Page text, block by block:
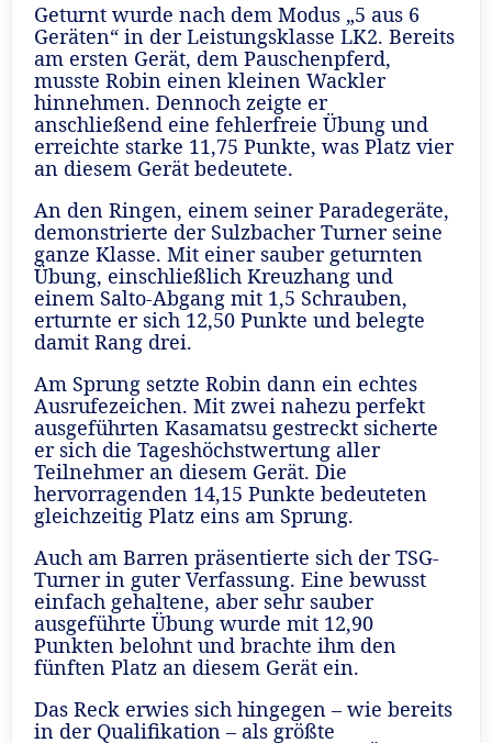
Geturnt wurde nach dem Modus „5 aus 6
Geräten“ in der Leistungsklasse LK2. Bereits
am ersten Gerät, dem Pauschenpferd,
musste Robin einen kleinen Wackler
hinnehmen. Dennoch zeigte er
anschließend eine fehlerfreie Übung und
erreichte starke 11,75 Punkte, was Platz vier
an diesem Gerät bedeutete.
An den Ringen, einem seiner Paradegeräte,
demonstrierte der Sulzbacher Turner seine
ganze Klasse. Mit einer sauber geturnten
Übung, einschließlich Kreuzhang und
einem Salto-Abgang mit 1,5 Schrauben,
erturnte er sich 12,50 Punkte und belegte
damit Rang drei.
Am Sprung setzte Robin dann ein echtes
Ausrufezeichen. Mit zwei nahezu perfekt
ausgeführten Kasamatsu gestreckt sicherte
er sich die Tageshöchstwertung aller
Teilnehmer an diesem Gerät. Die
hervorragenden 14,15 Punkte bedeuteten
gleichzeitig Platz eins am Sprung.
Auch am Barren präsentierte sich der TSG-
Turner in guter Verfassung. Eine bewusst
einfach gehaltene, aber sehr sauber
ausgeführte Übung wurde mit 12,90
Punkten belohnt und brachte ihm den
fünften Platz an diesem Gerät ein.
Das Reck erwies sich hingegen – wie bereits
in der Qualifikation – als größte